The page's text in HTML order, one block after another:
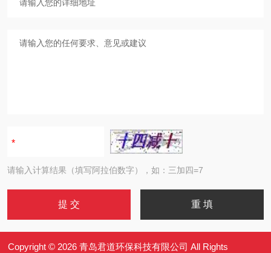
请输入计算结果（填写阿拉伯数字），如：三加四=7
Copyright © 2026 青岛君道环保科技有限公司 All Rights